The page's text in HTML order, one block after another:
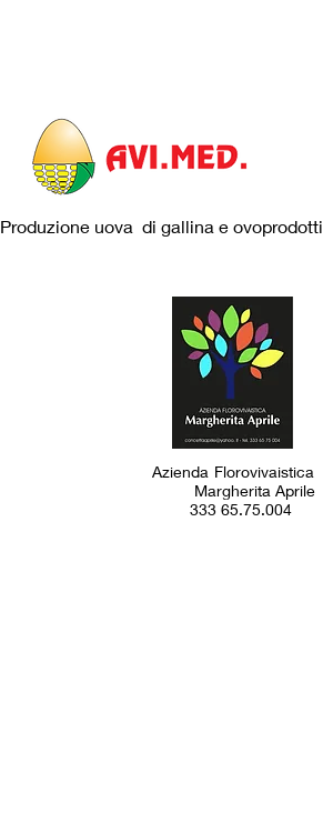
Produzione uova di gallina e ovoprodotti
Azienda Florovivaistica
Margherita Aprile
333 65.75.004